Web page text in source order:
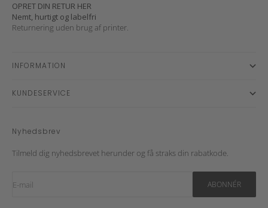
OPRET DIN RETUR HER
Nemt, hurtigt og labelfri
Returnering uden brug af printer.
INFORMATION
KUNDESERVICE
Nyhedsbrev
Tilmeld dig nyhedsbrevet herunder og få straks din rabatkode.
E-mail ABONNÉR